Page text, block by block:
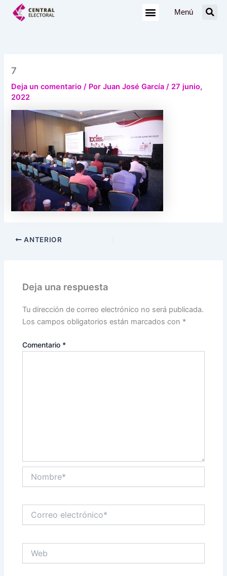
Menú
7
Deja un comentario / PorJuan José García/ 27 junio,
2022
ANTERIOR
Deja una respuesta
Tu dirección de correo electrónico no será publicada.
Los campos obligatorios están marcados con *
Comentario *
electrónico*